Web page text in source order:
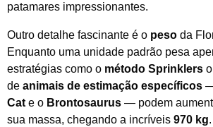
patamares impressionantes.
Outro detalhe fascinante é o peso da
Enquanto uma unidade padrão pesa
estratégias como o método Sprinklers
de animais de estimação específicos
Cate o Brontosaurus — podem
sua massa, chegando a incríveis 970 kg